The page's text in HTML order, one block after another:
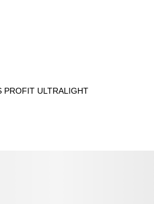
PROFIT ULTRALIGHT